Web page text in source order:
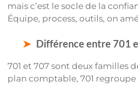
mais c’est le socle de la
Équipe, process, outils, on
Différence entre 701
701 et 707 sont deux familles
plan comptable, 701 regroupe